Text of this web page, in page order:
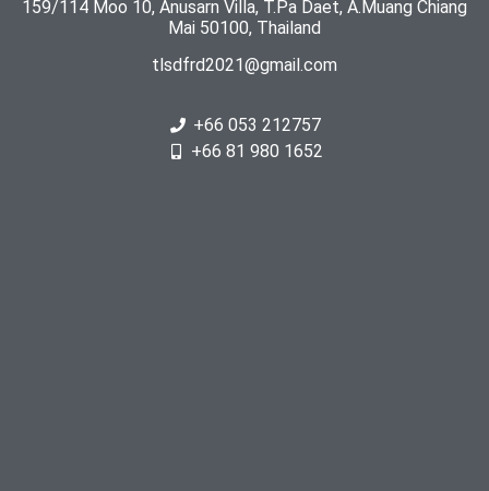
159/114 Moo 10, Anusarn Villa, T.Pa Daet, A.Muang Chiang
Mai 50100, Thailand
tlsdfrd2021@gmail.com
+66 053 212757
+66 81 980 1652